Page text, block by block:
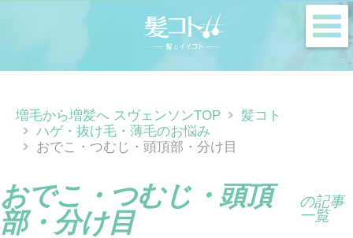
増毛から増髪へ スヴェンソンTOP
髪コト
ハゲ・抜け毛・薄毛のお悩み
おでこ・つむじ・頭頂部・分け目
おでこ・つむじ・頭頂
部・分け目
の記事
一覧